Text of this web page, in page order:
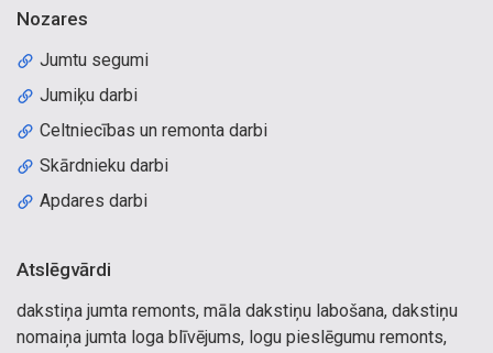
Nozares
Jumtu segumi
Jumiķu darbi
Celtniecības un remonta darbi
Skārdnieku darbi
Apdares darbi
Atslēgvārdi
dakstiņa jumta remonts, māla dakstiņu labošana, dakstiņu
nomaiņa jumta loga blīvējums, logu pieslēgumu remonts,